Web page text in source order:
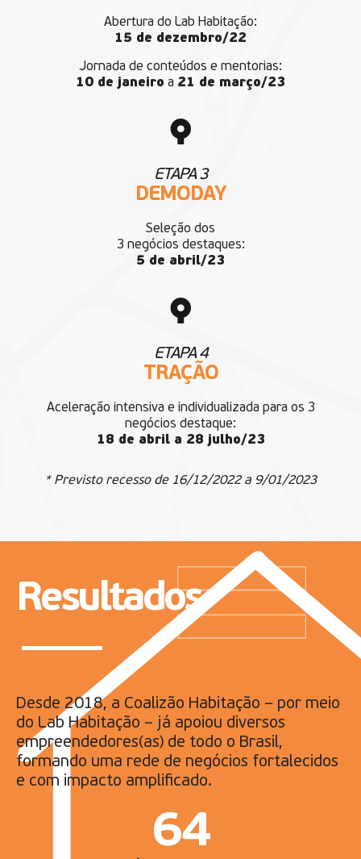
Abertura do Lab Habitação:
15 de dezembro/22
Jornada de conteúdos e mentorias:
10 de janeiro a 21 de março/23
ETAPA 3
DEMODAY
Seleção dos
3 negócios destaques:
5 de abril/23
ETAPA 4
TRAÇÃO
Aceleração intensiva e individualizada para os 3
negócios destaque:
18 de abril a 28 julho/23
* Previsto recesso de 16/12/2022 a 9/01/2023
Resultados
Desde 2018, a Coalizão Habitação – por meio
do Lab Habitação – já apoiou diversos
empreendedores(as) de todo o Brasil,
formando uma rede de negócios fortalecidos
e com impacto amplificado.
64